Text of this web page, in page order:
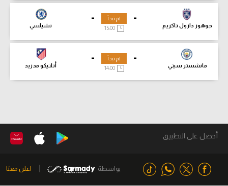
-
جوهور دارول تاكزيم
-
تشيلسي
لم تبدأ
15:00
-
مانشستر سيتي
-
أتلتيكو مدريد
لم تبدأ
14:00
أحصل على التطبيق
بواسطة اعلن معنا